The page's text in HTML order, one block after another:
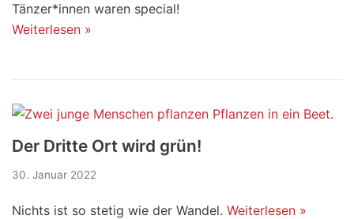
Tänzer*innen waren special!
Weiterlesen »
Der Dritte Ort wird grün!
30. Januar 2022
Nichts ist so stetig wie der Wandel. Weiterlesen »